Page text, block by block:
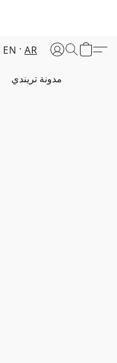
EN AR
مدونة تريندي